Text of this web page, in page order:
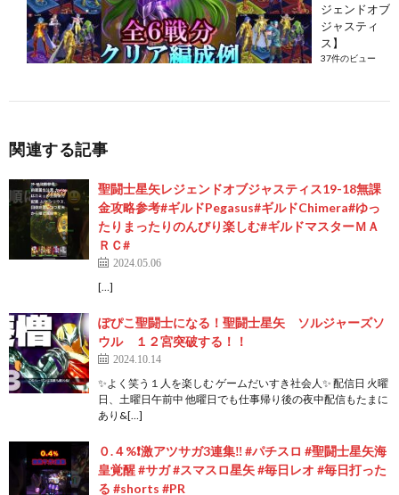
ジェンドオブ
ジャスティ
ス】
37件のビュー
関連する記事
聖闘士星矢レジェンドオブジャスティス19-18無課
金攻略参考#ギルドPegasus#ギルドChimera#ゆっ
たりまったりのんびり楽しむ#ギルドマスターＭＡ
ＲＣ#
2024.05.06
[…]
ぽぴこ聖闘士になる！聖闘士星矢 ソルジャーズソ
ウル １２宮突破する！！
2024.10.14
✨よく笑う１人を楽しむ ゲームだいすき社会人✨ 配信日 火曜
日、土曜日午前中 他曜日でも仕事帰り後の夜中配信もたまに
あり&[…]
０.４%❗️激アツサガ3連集‼️ #パチスロ #聖闘士星矢海
皇覚醒 #サガ #スマスロ星矢 #毎日レオ #毎日打った
る #shorts #PR